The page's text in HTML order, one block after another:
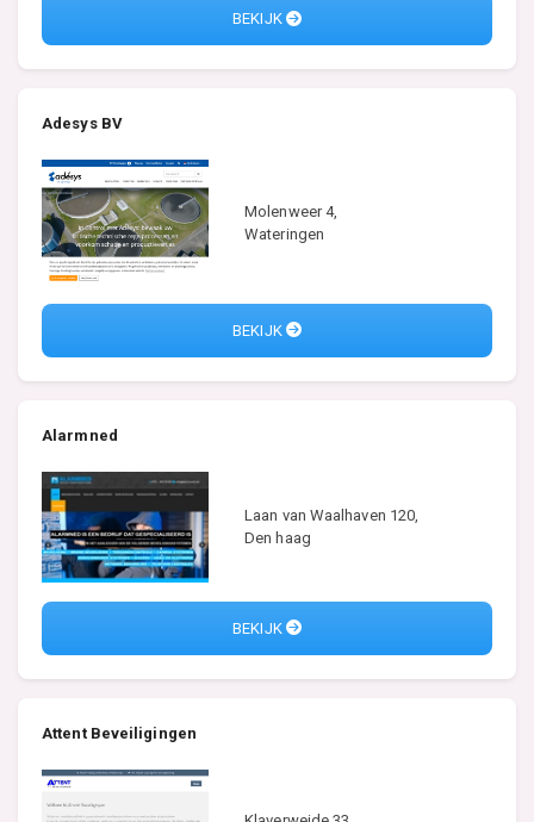
BEKIJK
Adesys BV
Molenweer 4,
Wateringen
BEKIJK
Alarmned
Laan van Waalhaven 120,
Den haag
BEKIJK
Attent Beveiligingen